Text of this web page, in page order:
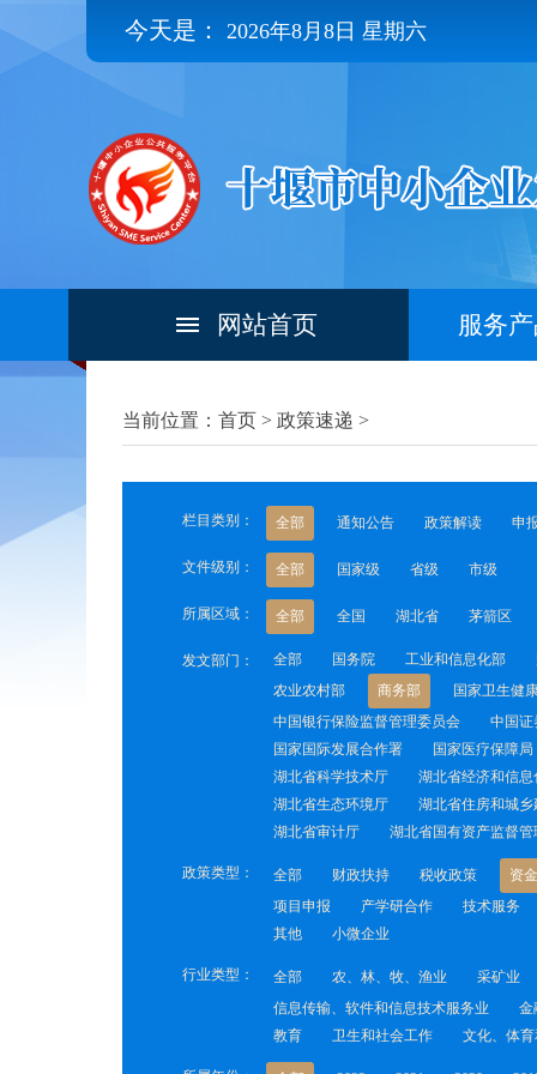
今天是： 2026年8月8日 星期六
网站首页 服务
当前位置：首页 > 政策速递 >
栏目类别： 全部 通知公告 政策解读 申
文件级别： 全部 国家级 省级 市级
所属区域： 全部 全国 湖北省 茅箭区
发文部门： 全部 国务院 工业和信息化部
农业农村部
商务部 国家卫生健
中国银行保险监督管理委员会
中国证
国家国际发展合作署
国家医疗保障局
湖北省科学技术厅
湖北省经济和信息
湖北省生态环境厅
湖北省住房和城乡
湖北省审计厅
湖北省国有资产监督管
政策类型： 全部 财政扶持 税收政策 资
项目申报
产学研合作 技术服务
其他
小微企业
行业类型： 全部 农、林、牧、渔业 采矿业
信息传输、软件和信息技术服务业
金
教育
卫生和社会工作 文化、体